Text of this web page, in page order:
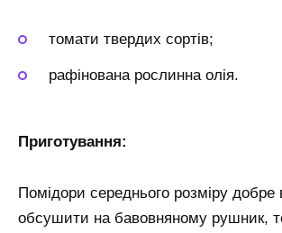
томати твердих сортів;
рафінована рослинна олія.
Приготування:
Помідори середнього розміру
обсушити на бавовняному рушник,